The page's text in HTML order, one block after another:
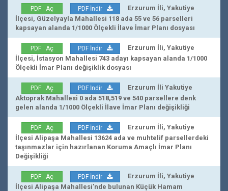
PDF Aç PDF İndir
Erzurum İli, Yakutiye
İlçesi, Güzelyayla Mahallesi 118 ada 55 ve 56 parselleri
kapsayan alanda 1/1000 Ölçekli İlave İmar Planı dosyası
PDF Aç PDF İndir
Erzurum İli, Yakutiye
İlçesi, İstasyon Mahallesi 743 adayı kapsayan alanda 1/1000
Ölçekli İmar Planı değişiklik dosyası
PDF Aç PDF İndir
Erzurum İli Yakutiye
Aktoprak Mahallesi 0 ada 518,519 ve 540 parsellere denk
gelen alanda 1/1000 Ölçekli İlave İmar Planı değişikliği
PDF Aç PDF İndir
Erzurum İli, Yakutiye
İlçesi Alipaşa Mahallesi 13624 ada ve muhtelif parsellerdeki
taşınmazlar için hazırlanan Koruma Amaçlı İmar Planı
Değişikliği
PDF Aç PDF İndir
Erzurum İli, Yakutiye
İlçesi Alipaşa Mahallesi'nde bulunan Küçük Hamam